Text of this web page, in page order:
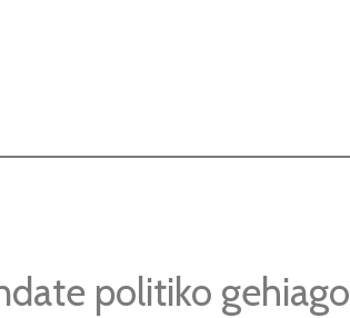
politiko gehiago